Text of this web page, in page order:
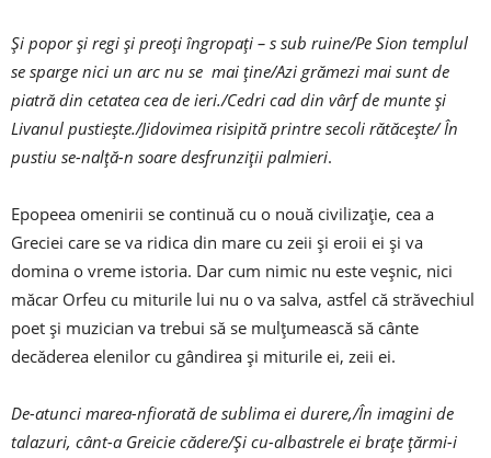
Și popor și regi și preoți îngropați – s sub ruine/Pe Sion templul
se sparge nici un arc nu se mai ține/Azi grămezi mai sunt de
piatră din cetatea cea de ieri./Cedri cad din vârf de munte și
Livanul pustiește./Jidovimea risipită printre secoli rătăcește/ În
pustiu se-nalță-n soare desfrunziții palmieri.
Epopeea omenirii se continuă cu o nouă civilizație, cea a
Greciei care se va ridica din mare cu zeii și eroii ei și va
domina o vreme istoria. Dar cum nimic nu este veșnic, nici
măcar Orfeu cu miturile lui nu o va salva, astfel că străvechiul
poet și muzician va trebui să se mulțumească să cânte
decăderea elenilor cu gândirea și miturile ei, zeii ei.
De-atunci marea-nfiorată de sublima ei durere,/În imagini de
talazuri, cânt-a Greicie cădere/Și cu-albastrele ei brațe țărmi-i